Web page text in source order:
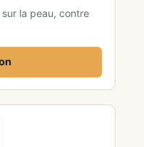
la peau, contre